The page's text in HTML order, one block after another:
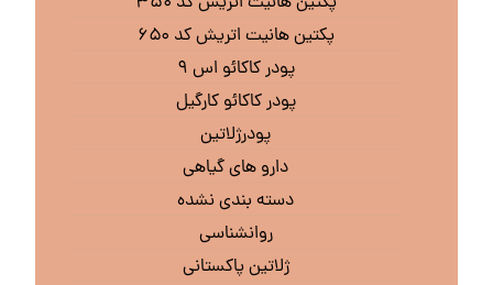
پکتین هانیت اتریش کد ۶۵۰
پودر کاکائو اس ۹
پودر کاکائو کارگیل
پودرژلاتین
دارو های گیاهی
دسته بندی نشده
روانشناسی
ژلاتین پاکستانی